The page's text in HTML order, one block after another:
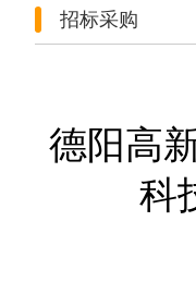
招标采购
德阳高
科